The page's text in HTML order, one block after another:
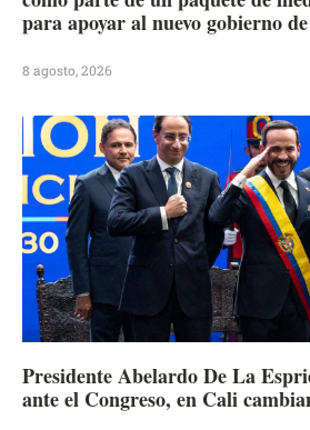
para apoyar al nuevo gobierno
8 agosto, 2026
Presidente Abelardo De La
ante el Congreso, en Cali